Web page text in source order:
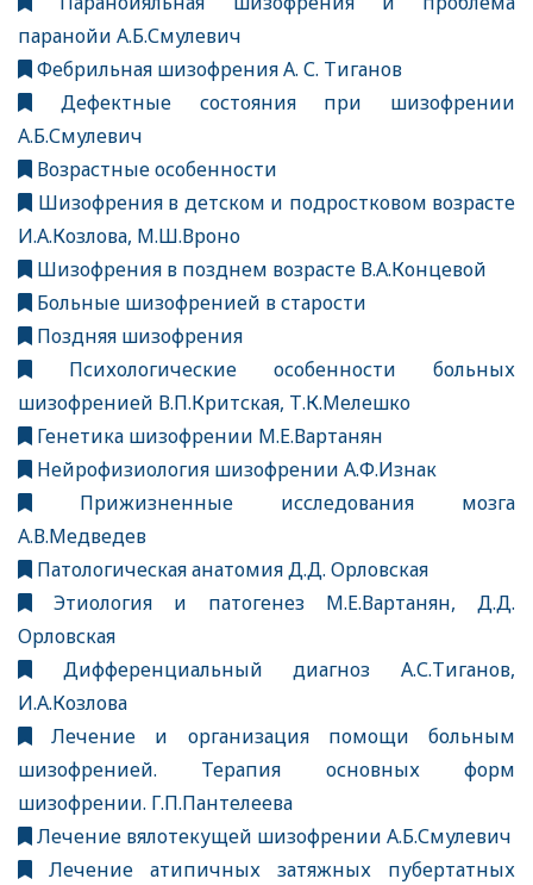
паранойи А.Б.Смулевич
Фебрильная шизофрения А. С. Тиганов
Дефектные состояния при шизофрении
А.Б.Смулевич
Возрастные особенности
Шизофрения в детском и подростковом возрасте
И.А.Козлова, М.Ш.Вроно
Шизофрения в позднем возрасте В.А.Концевой
Больные шизофренией в старости
Поздняя шизофрения
Психологические особенности больных
шизофренией В.П.Критская, Т.К.Мелешко
Генетика шизофрении М.Е.Вартанян
Нейрофизиология шизофрении А.Ф.Изнак
Прижизненные исследования мозга
А.В.Медведев
Патологическая анатомия Д.Д. Орловская
Этиология и патогенез М.Е.Вартанян, Д.Д.
Орловская
Дифференциальный диагноз А.С.Тиганов,
И.А.Козлова
Лечение и организация помощи больным
шизофренией. Терапия основных форм
шизофрении. Г.П.Пантелеева
Лечение вялотекущей шизофрении А.Б.Смулевич
Лечение атипичных затяжных пубертатных